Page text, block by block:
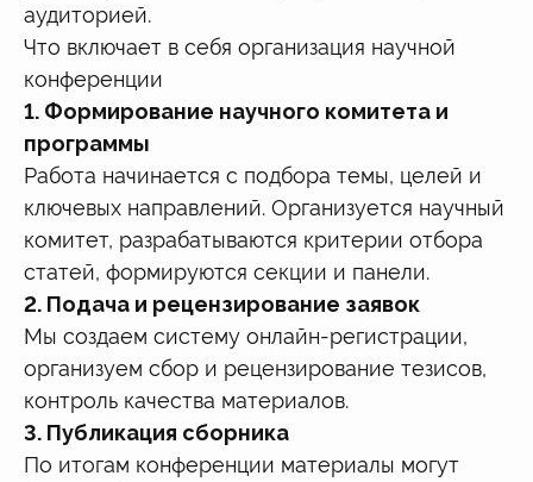
аудиторией.
Что включает в себя организация научной
конференции
1. Формирование научного комитета и
программы
Работа начинается с подбора темы, целей и
ключевых направлений. Организуется научный
комитет, разрабатываются критерии отбора
статей, формируются секции и панели.
2. Подача и рецензирование заявок
Мы создаем систему онлайн-регистрации,
организуем сбор и рецензирование тезисов,
контроль качества материалов.
3. Публикация сборника
По итогам конференции материалы могут